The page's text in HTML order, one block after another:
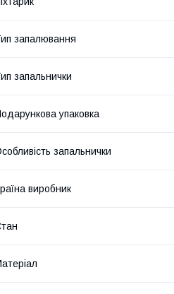
запалювання
запальнички
упаковка
запальнички
виробник